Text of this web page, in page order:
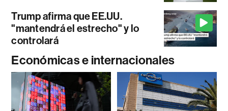
Trump afirma que EE.UU.
"mantendrá el estrecho" y lo
controlará
Económicas e internacionales